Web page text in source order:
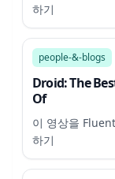
하기
people-&-blogs
Droid: The
Of
이 영상을
하기